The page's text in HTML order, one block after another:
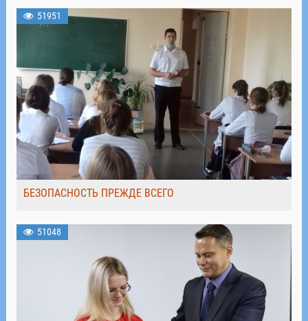
51951
БЕЗОПАСНОСТЬ ПРЕЖДЕ ВСЕГО
51048